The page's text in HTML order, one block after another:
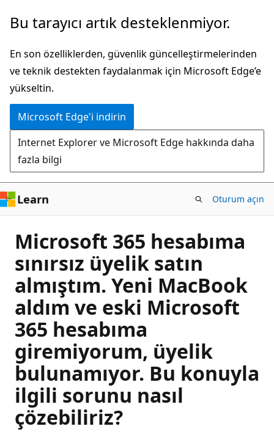
Ana
atla
Bu tarayıcı artık desteklenmiyor.
En son özelliklerden, güvenlik güncelleştirmelerinden
ve teknik destekten faydalanmak için Microsoft Edge’e
yükseltin.
Microsoft Edge'i indirin
Internet Explorer ve Microsoft Edge hakkında daha
fazla bilgi
Learn Oturum açın
Microsoft 365 hesabıma
sınırsız üyelik satın
almıştım. Yeni MacBook
aldım ve eski Microsoft
365 hesabıma
giremiyorum, üyelik
bulunamıyor. Bu konuyla
ilgili sorunu nasıl
çözebiliriz?